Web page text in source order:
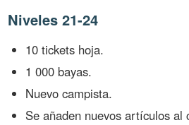
Niveles 21-24
10 tickets hoja.
1 000 bayas.
Nuevo campista.
Se añaden nuevos artículos al